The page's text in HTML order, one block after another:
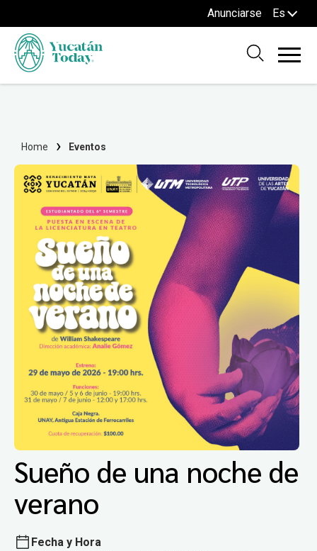
Anunciarse Es
Home Eventos
Sueño de una noche de
verano
Fecha y Hora